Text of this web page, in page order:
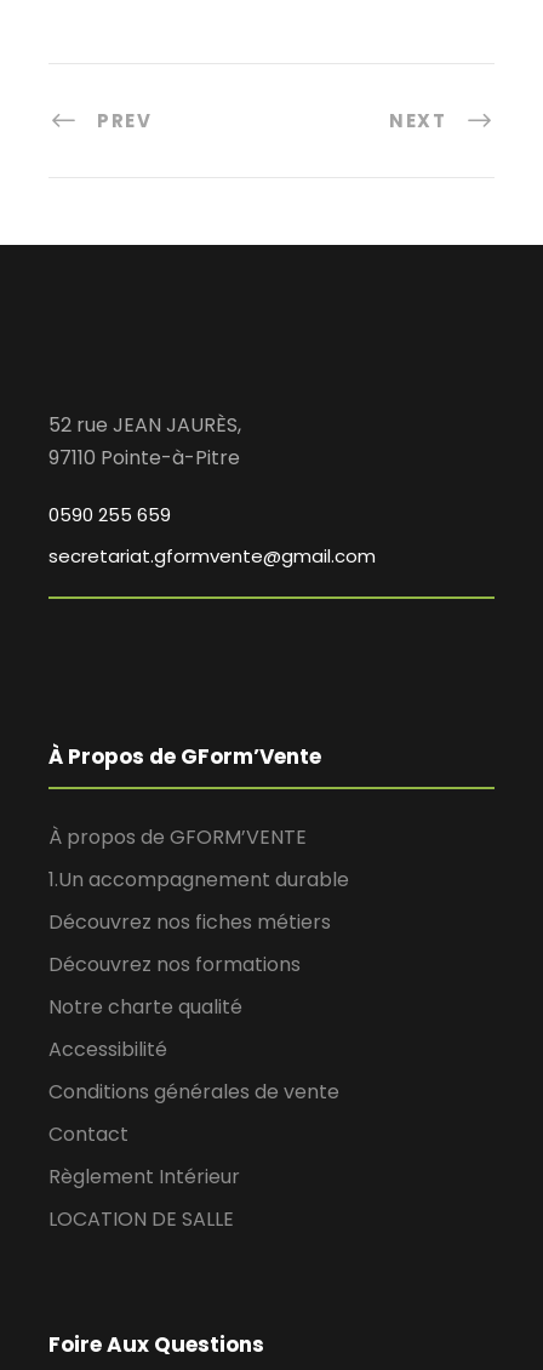
PREV NEXT
52 rue JEAN JAURÈS,
97110 Pointe-à-Pitre
0590 255 659
secretariat.gformvente@gmail.com
À Propos de GForm’Vente
À propos de GFORM’VENTE
1.Un accompagnement durable
Découvrez nos fiches métiers
Découvrez nos formations
Notre charte qualité
Accessibilité
Conditions générales de vente
Contact
Règlement Intérieur
LOCATION DE SALLE
Foire Aux Questions